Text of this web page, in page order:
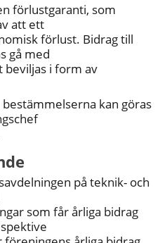
förlustgaranti, som
att ett
förlust. Bidrag till
gå med
beviljas i form av
kan göras
på teknik- och
som får årliga bidrag